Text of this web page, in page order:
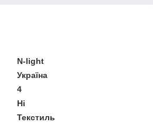
N-light
Україна
4
Ні
Текстиль